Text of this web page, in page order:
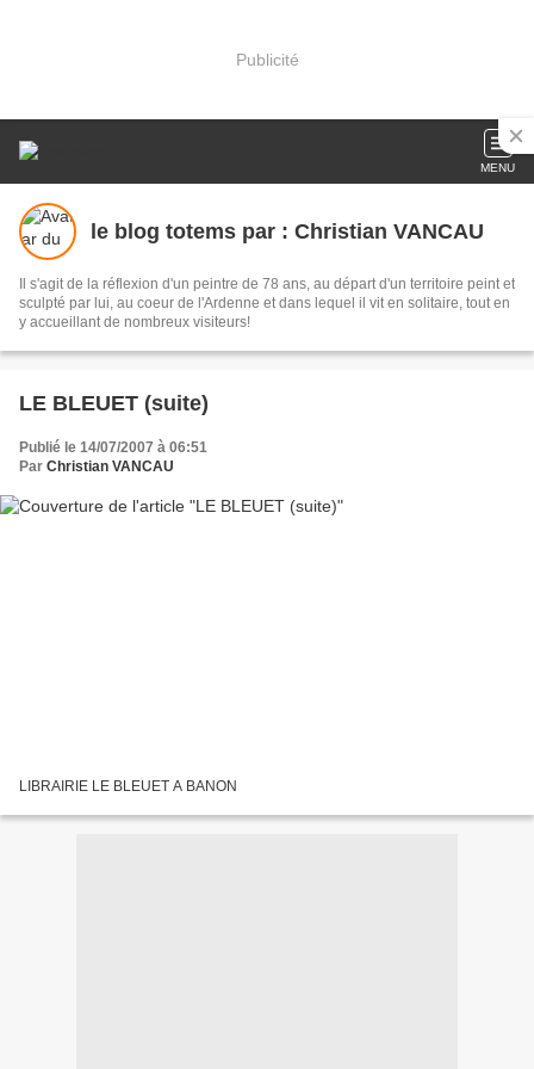
Publicité
MENU
le blog totems par : Christian VANCAU
Il s'agit de la réflexion d'un peintre de 78 ans, au départ d'un territoire peint et
sculpté par lui, au coeur de l'Ardenne et dans lequel il vit en solitaire, tout en
y accueillant de nombreux visiteurs!
LE BLEUET (suite)
Publié le 14/07/2007 à 06:51
Par Christian VANCAU
LIBRAIRIE LE BLEUET A BANON